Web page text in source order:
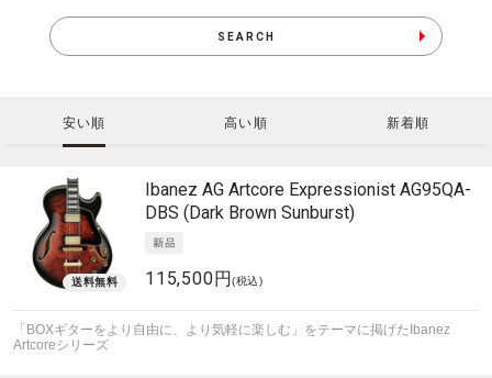
SEARCH
安い順 高い順 新着順
Ibanez AG Artcore Expressionist AG95QA-
DBS (Dark Brown Sunburst)
115,500円(税込)
「BOXギターをより自由に、より気軽に楽しむ」をテーマに掲げたIbanez
Artcoreシリーズ